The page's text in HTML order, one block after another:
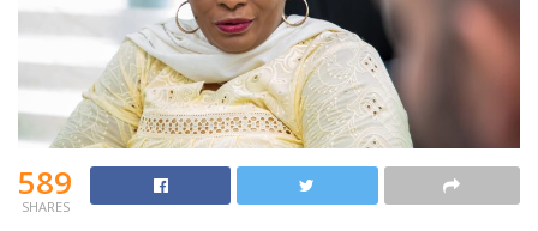
589
SHARES